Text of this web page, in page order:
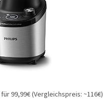
für 99,99€ (Vergleichspreis: ~116€)